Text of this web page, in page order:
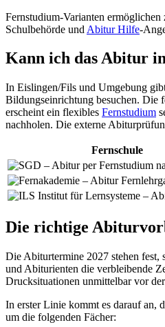
Fernstudium-Varianten
Schulbehörde und Abitur Hilfe-
Kann ich das Abitur
In Eislingen/Fils und Umgebung
Bildungseinrichtung besuchen. Die
erscheint ein flexibles Fernstudium
nachholen. Die externe
Fernschule
Die richtige
Die Abiturtermine 2027 stehen fest,
und Abiturienten die verbleibende
Drucksituationen unmittelbar vor
In erster Linie kommt es darauf an,
um die folgenden Fächer: